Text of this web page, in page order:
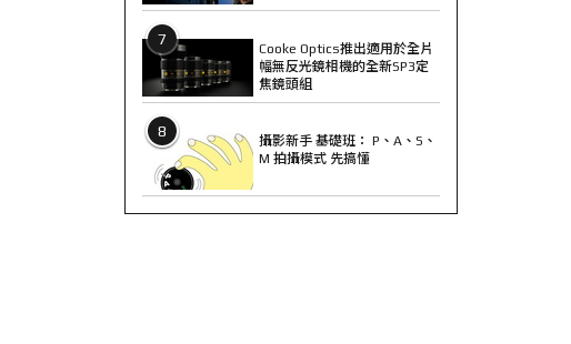
7
Cooke Optics推出適用於全片
幅無反光鏡相機的全新SP3定
焦鏡頭組
8
攝影新手 基礎班： P、A、S、
M 拍攝模式 先搞懂